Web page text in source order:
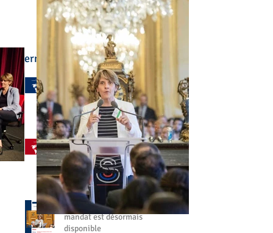
Derniers articles :
🌍 L'enseignement
français à l'étranger a été
au cœur de mon
engagement
il y a 3 jours
🤝 Aller à votre rencontre,
partout dans le monde
📘 Mon bilan de fin de
mandat est désormais
disponible